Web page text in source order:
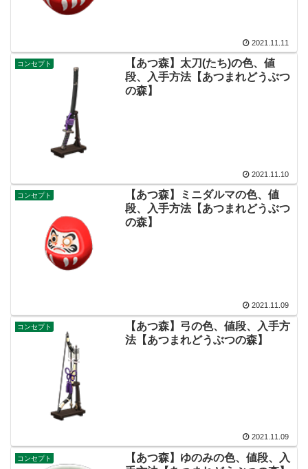
2021.11.11
コンセプト
【あつ森】太刀(たち)の色、値
段、入手方法【あつまれどうぶつ
の森】
2021.11.10
コンセプト
【あつ森】ミニダルマの色、値
段、入手方法【あつまれどうぶつ
の森】
2021.11.09
コンセプト
【あつ森】弓の色、値段、入手方
法【あつまれどうぶつの森】
2021.11.09
コンセプト
【あつ森】ゆのみの色、値段、入